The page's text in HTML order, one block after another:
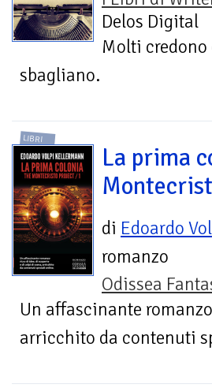
Delos Digital
Molti
sbagliano.
LIBRI
La prima
di Edoardo
romanzo
Odissea
Un affascinante
arricchito da contenuti